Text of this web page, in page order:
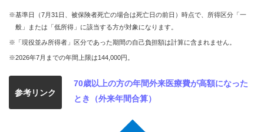
※基準日（7月31日、被保険者死亡の場合は死亡日の前日）時点で、所得区分「一
般」または「低所得」に該当する方が対象になります。
※「現役並み所得者」区分であった期間の自己負担額は計算に含まれません。
※2026年7月までの年間上限は144,000円。
参考リンク
70歳以上の方の年間外来医療費が高額になった
とき（外来年間合算）